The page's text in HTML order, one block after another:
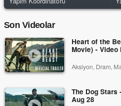
Son Videolar
Heart of the
Movie) - Video
Aksiyon, Dram,
The Dog
Aug 28